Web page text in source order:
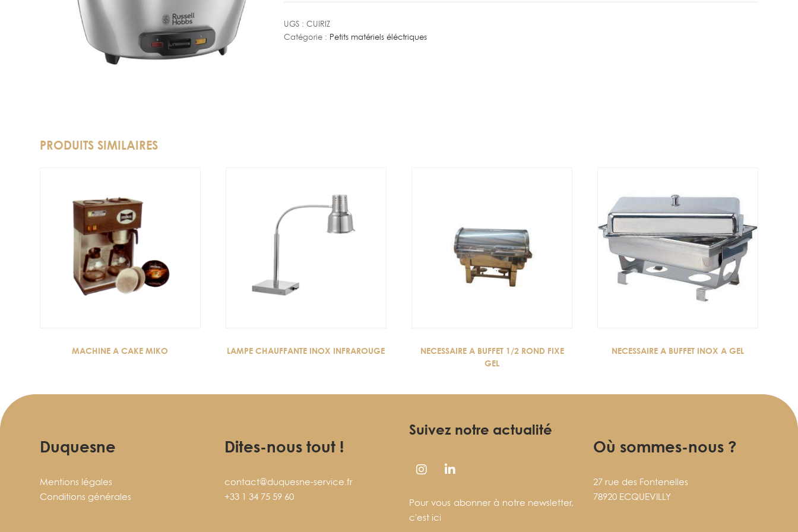
Riz
5L
UGS :CUIRIZ
Catégorie : Petits matériels éléctriques
PRODUITS SIMILAIRES
MACHINE A CAKE MIKO LAMPE CHAUFFANTE INOX INFRAROUGE
NECESSAIRE A BUFFET 1/2 ROND FIXE
GEL
NECESSAIRE A BUFFET INOX A GEL
Duquesne
Mentions légales
Conditions générales
Dites-nous tout !
contact@duquesne-service.fr
+33 1 34 75 59 60
Suivez notre actualité
Pour vous abonner à notre newsletter,
c'est ici
Où sommes-nous ?
27 rue des Fontenelles
78920 ECQUEVILLY